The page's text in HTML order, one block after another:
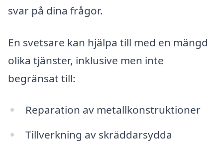
svar på dina frågor.
En svetsare kan hjälpa till med en mängd
olika tjänster, inklusive men inte
begränsat till:
Reparation av metallkonstruktioner
Tillverkning av skräddarsydda